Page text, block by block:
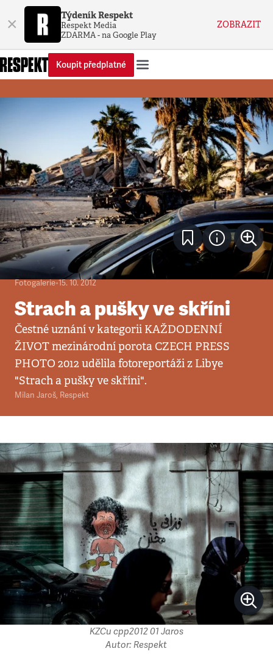
× Týdeník Respekt
Respekt Media
ZDARMA - na Google Play
ZOBRAZIT
Koupit předplatné
Fotogalerie•15. 10. 2012
Strach a pušky ve skříni
Čestné uznání v kategorii KAŽDODENNÍ
ŽIVOT mezinárodní porota CZECH PRESS
PHOTO 2012 udělila fotoreportáži z Libye
"Strach a pušky ve skříni".
Milan Jaroš, Respekt
KZCu cpp2012 01 Jaros
Autor: Respekt